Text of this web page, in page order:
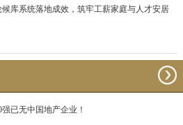
库系统落地成效，筑牢工薪家庭与人才安居
已无中国地产企业！